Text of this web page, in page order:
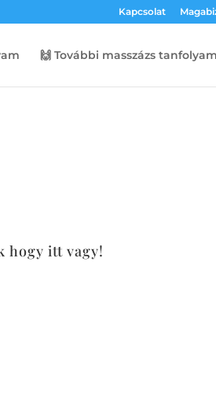
Kapcsolat
🙌 További masszázs
hogy itt vagy!